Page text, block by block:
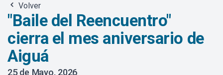
Volver
"Baile del Reencuentro"
cierra el mes aniversario de
Aiguá
25 de Mayo, 2026